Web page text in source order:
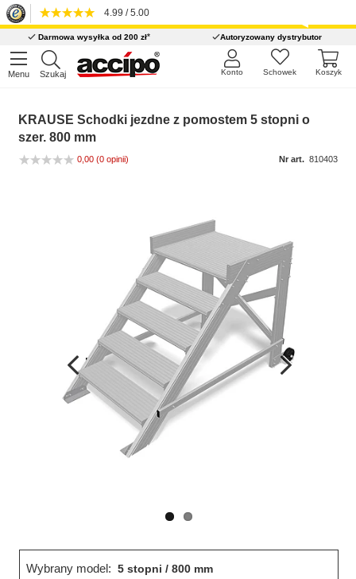
4.99 / 5.00
Darmowa wysyłka od 200 zł* Autoryzowany dystrybutor
Menu Szukaj Koszyk
Schowek
Konto
KRAUSE Schodki jezdne z pomostem 5 stopni o
szer. 800 mm
0,00 (0 opinii) Nr art. 810403
Wcześniejsza
Wybrany model: 5 stopni / 800 mm